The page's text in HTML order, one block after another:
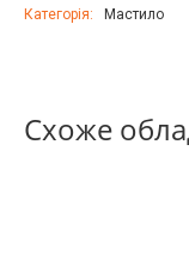
Категорія: Мастило
Схоже